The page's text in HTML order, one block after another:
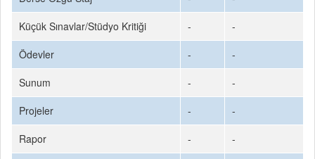
Küçük Sınavlar/Stüdyo Kritiği
-
-
Ödevler
-
-
Sunum
-
-
Projeler
-
-
Rapor
-
-